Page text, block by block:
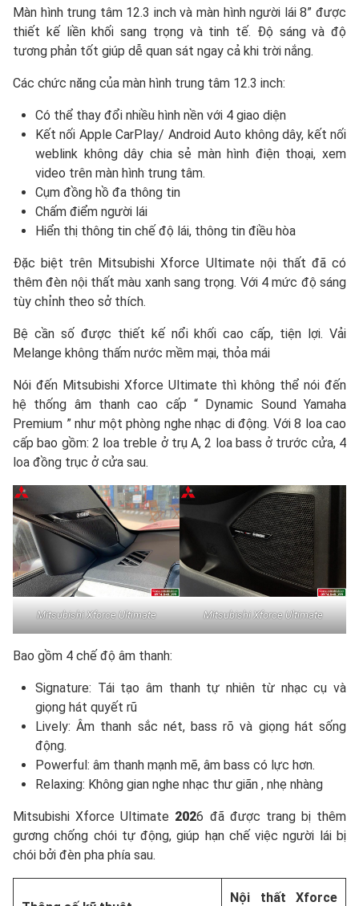
Màn hình trung tâm 12.3 inch và màn hình người lái 8” được
thiết kế liền khối sang trọng và tinh tế. Độ sáng và độ
tương phản tốt giúp dễ quan sát ngay cả khi trời nắng.
Các chức năng của màn hình trung tâm 12.3 inch:
Có thể thay đổi nhiều hình nền với 4 giao diện
Kết nối Apple CarPlay/ Android Auto không dây, kết nối
weblink không dây chia sẻ màn hình điện thoại, xem
video trên màn hình trung tâm.
Cụm đồng hồ đa thông tin
Chấm điểm người lái
Hiển thị thông tin chế độ lái, thông tin điều hòa
Đặc biệt trên Mitsubishi Xforce Ultimate nội thất đã có
thêm đèn nội thất màu xanh sang trọng. Với 4 mức độ sáng
tùy chỉnh theo sở thích.
Bệ cần số được thiết kế nổi khối cao cấp, tiện lợi. Vải
Melange không thấm nước mềm mại, thỏa mái
Nói đến Mitsubishi Xforce Ultimate thì không thể nói đến
hệ thống âm thanh cao cấp “ Dynamic Sound Yamaha
Premium ” như một phòng nghe nhạc di động. Với 8 loa cao
cấp bao gồm: 2 loa treble ở trụ A, 2 loa bass ở trước cửa, 4
loa đồng trục ở cửa sau.
Mitsubishi Xforce Ultimate Mitsubishi Xforce Ultimate
Bao gồm 4 chế độ âm thanh:
Signature: Tái tạo âm thanh tự nhiên từ nhạc cụ và
giọng hát quyết rũ
Lively: Âm thanh sắc nét, bass rõ và giọng hát sống
động.
Powerful: âm thanh mạnh mẽ, âm bass có lực hơn.
Relaxing: Không gian nghe nhạc thư giãn , nhẹ nhàng
Mitsubishi Xforce Ultimate 2026 đã được trang bị thêm
gương chống chói tự động, giúp hạn chế việc người lái bị
chói bởi đèn pha phía sau.
Nội thất Xforce